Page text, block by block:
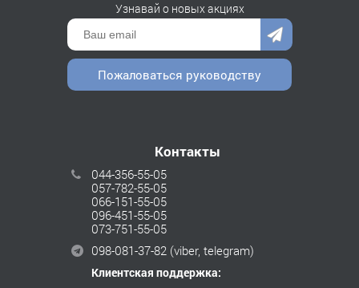
Узнавай о новых акциях
Пожаловаться руководству
Контакты
044-356-55-05
057-782-55-05
066-151-55-05
096-451-55-05
073-751-55-05
098-081-37-82 (viber, telegram)
Клиентская поддержка: